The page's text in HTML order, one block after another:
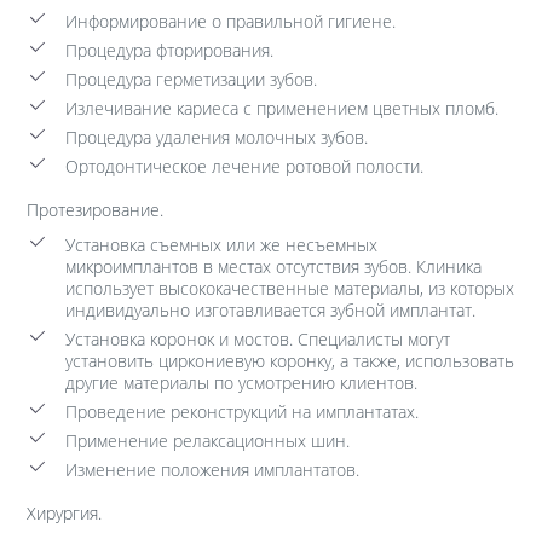
Информирование о правильной гигиене.
Процедура фторирования.
Процедура герметизации зубов.
Излечивание кариеса с применением цветных пломб.
Процедура удаления молочных зубов.
Ортодонтическое лечение ротовой полости.
Протезирование.
Установка съемных или же несъемных
микроимплантов в местах отсутствия зубов. Клиника
использует высококачественные материалы, из которых
индивидуально изготавливается зубной имплантат.
Установка коронок и мостов. Специалисты могут
установить циркониевую коронку, а также, использовать
другие материалы по усмотрению клиентов.
Проведение реконструкций на имплантатах.
Применение релаксационных шин.
Изменение положения имплантатов.
Хирургия.